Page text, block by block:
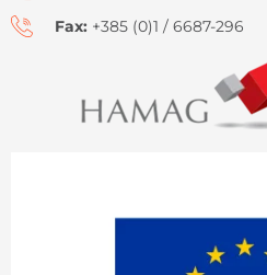
Fax: +385 (0)1 / 6687-296